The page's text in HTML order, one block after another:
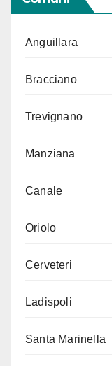
Anguillara
Bracciano
Trevignano
Manziana
Canale
Oriolo
Cerveteri
Ladispoli
Santa Marinella